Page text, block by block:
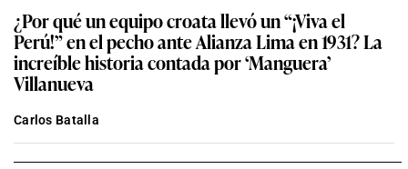
¿Por qué un equipo croata llevó un “¡Viva el
Perú!” en el pecho ante Alianza Lima en 1931? La
increíble historia contada por ‘Manguera’
Villanueva
Carlos Batalla